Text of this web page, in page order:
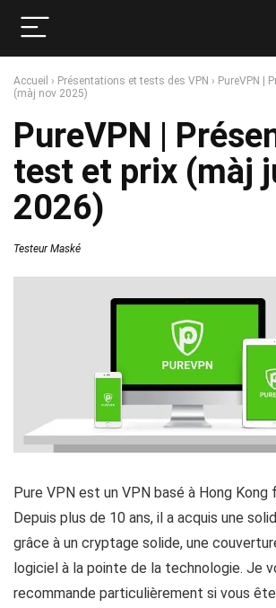
Accueil › Présentations et tests des VPN › PureVPN |
(màj nov 2025)
PureVPN |
test et prix (màj
2026)
Testeur Maské
Pure VPN est un VPN basé à Hong Kong
Depuis plus de 10 ans, il a acquis une
grâce à un cryptage solide, une
logiciel à la pointe de la technologie. Je
recommande particulièrement si vous